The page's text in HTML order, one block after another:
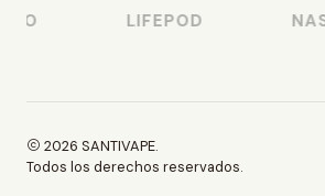
LIFEPOD
2026 SANTIVAPE.
Todos los derechos reservados.